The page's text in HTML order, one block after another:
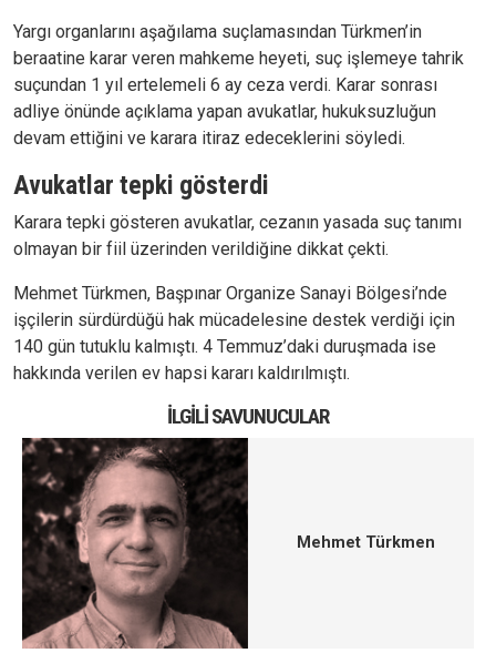
Yargı organlarını aşağılama suçlamasından Türkmen’in
beraatine karar veren mahkeme heyeti, suç işlemeye tahrik
suçundan 1 yıl ertelemeli 6 ay ceza verdi. Karar sonrası
adliye önünde açıklama yapan avukatlar, hukuksuzluğun
devam ettiğini ve karara itiraz edeceklerini söyledi.
Avukatlar tepki gösterdi
Karara tepki gösteren avukatlar, cezanın yasada suç tanımı
olmayan bir fiil üzerinden verildiğine dikkat çekti.
Mehmet Türkmen, Başpınar Organize Sanayi Bölgesi’nde
işçilerin sürdürdüğü hak mücadelesine destek verdiği için
140 gün tutuklu kalmıştı. 4 Temmuz’daki duruşmada ise
hakkında verilen ev hapsi kararı kaldırılmıştı.
İLGILI SAVUNUCULAR
Mehmet Türkmen